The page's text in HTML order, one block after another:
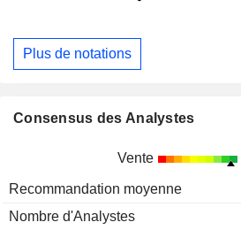
Plus de notations
Consensus des Analystes
Vente
Recommandation moyenne
Nombre d'Analystes